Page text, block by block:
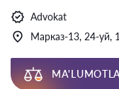
Advokat
Марказ-13, 24-уй,